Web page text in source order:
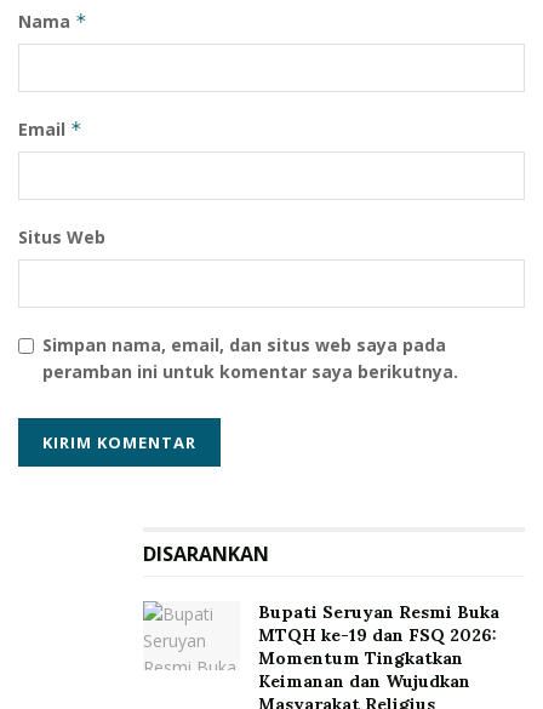
Nama *
Email *
Situs Web
Simpan nama, email, dan situs web saya pada
peramban ini untuk komentar saya berikutnya.
DISARANKAN
Bupati Seruyan Resmi Buka
MTQH ke-19 dan FSQ 2026:
Momentum Tingkatkan
Keimanan dan Wujudkan
Masyarakat Religius